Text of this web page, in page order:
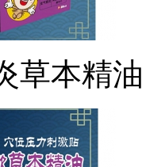
草本精油